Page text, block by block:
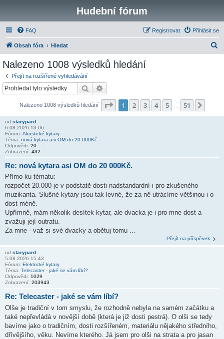
Hudební fórum
FAQ Přihlásit se
Registrovat
Obsah fóra Hledat
Nalezeno 1008 výsledků hledání
Přejít na rozšířené vyhledávání
Hledat
Nalezeno 1008 výsledků hledání Stránka z 51
1 2 3 4 5 51
od starypard
6.08.2026 13:06
Fórum: Akustické kytary
Téma: nová kytara asi OM do 20 000Kč.
Odpovědi: 20
Zobrazení: 432
Re: nová kytara asi OM do 20 000Kč.
Přímo ku tématu:
rozpočet 20.000 je v podstatě dosti nadstandardní i pro zkušeného
muzikanta. Slušné kytary jsou tak levné, že za ně utrácíme většinou i o
dost méně.
Upřímně, mám několik desítek kytar, ale dvacka je i pro mne dost a
zvažuji její outratu.
Za mne - važ si své dvacky a obětuj tomu ...
Přejít na příspěvek
od starypard
5.08.2026 15:43
Fórum: Elektrické kytary
Téma: Telecaster - jaké se vám líbí?
Odpovědi: 1029
Zobrazení: 203943
Re: Telecaster - jaké se vám líbí?
Olše je tradiční v tom smyslu, že rozhodně nebyla na samém začátku a
také nepřevládá v novější době (která je již dosti pestrá). O olši se tedy
bavíme jako o tradičním, dosti rozšířeném, materiálu nějakého středního,
dřívějšího, věku. Nevíme kterého. Já jsem pro olši na strata a pro jasan